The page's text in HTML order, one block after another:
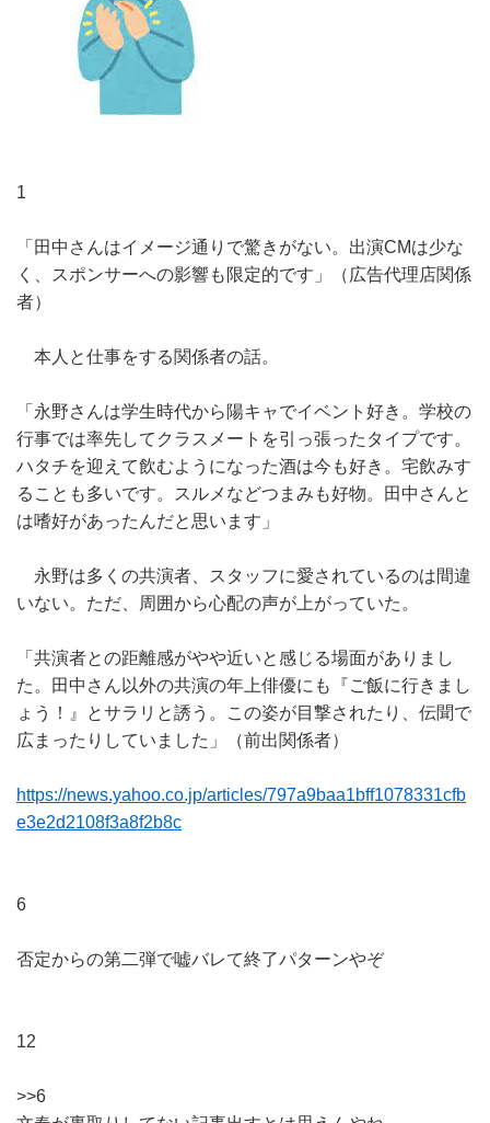
1
「田中さんはイメージ通りで驚きがない。出演CMは少な
く、スポンサーへの影響も限定的です」（広告代理店関係
者）
本人と仕事をする関係者の話。
「永野さんは学生時代から陽キャでイベント好き。学校の
行事では率先してクラスメートを引っ張ったタイプです。
ハタチを迎えて飲むようになった酒は今も好き。宅飲みす
ることも多いです。スルメなどつまみも好物。田中さんと
は嗜好があったんだと思います」
永野は多くの共演者、スタッフに愛されているのは間違
いない。ただ、周囲から心配の声が上がっていた。
「共演者との距離感がやや近いと感じる場面がありまし
た。田中さん以外の共演の年上俳優にも『ご飯に行きまし
ょう！』とサラリと誘う。この姿が目撃されたり、伝聞で
広まったりしていました」（前出関係者）
https://news.yahoo.co.jp/articles/797a9baa1bff1078331cfb
e3e2d2108f3a8f2b8c
6
否定からの第二弾で嘘バレて終了パターンやぞ
12
>>6